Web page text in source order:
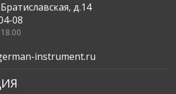
д.14
08
instrument.ru